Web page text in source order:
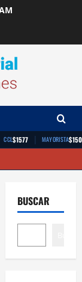
CCL$1577 | MAYORISTA
BUSCAR